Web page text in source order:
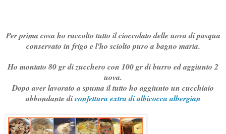
Per prima cosa ho raccolto tutto il cioccolato delle uova di pasqua
conservato in frigo e l'ho sciolto puro a bagno maria.
Ho montato 80 gr di zucchero con 100 gr di burro ed aggiunto 2
uova.
Dopo aver lavorato a spuma il tutto ho aggiunto un cucchiaio
abbondante diconfettura extra di albicocca albergian